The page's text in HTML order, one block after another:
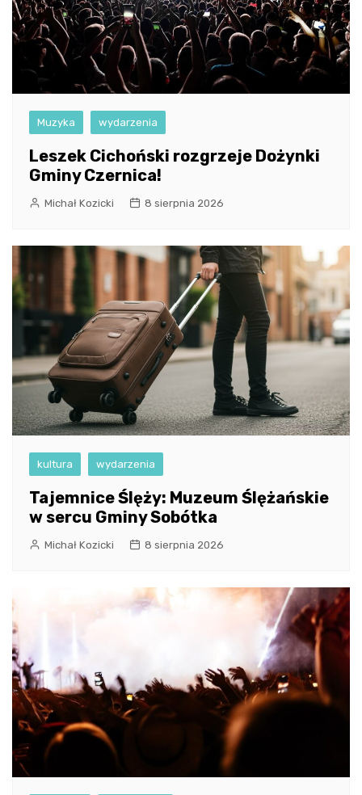
Muzyka wydarzenia
Leszek Cichoński rozgrzeje Dożynki
Gminy Czernica!
Michał Kozicki 8 sierpnia 2026
kultura wydarzenia
Tajemnice Ślęży: Muzeum Ślężańskie
w sercu Gminy Sobótka
Michał Kozicki 8 sierpnia 2026